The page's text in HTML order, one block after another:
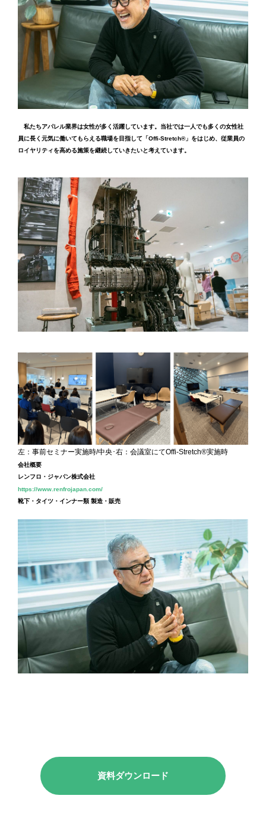
私たちアパレル業界は女性が多く活躍しています。当社では一人でも多くの女性社
員に長く元気に働いてもらえる職場を目指して「Offi-Stretch®︎」をはじめ、従業員の
ロイヤリティを高める施策を継続していきたいと考えています。
左：事前セミナー実施時/中央･右：会議室にてOffi-Stretch®実施時
会社概要
レンフロ・ジャパン株式会社
https://www.renfrojapan.com/
靴下・タイツ・インナー類 製造・販売
資料ダウンロード